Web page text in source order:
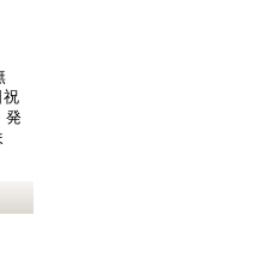
祝
発